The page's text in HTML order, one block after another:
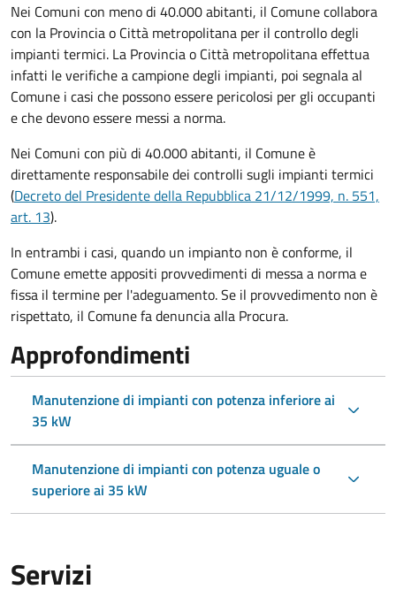
Nei Comuni con meno di 40.000 abitanti, il Comune collabora
con la Provincia o Città metropolitana per il controllo degli
impianti termici. La Provincia o Città metropolitana effettua
infatti le verifiche a campione degli impianti, poi segnala al
Comune i casi che possono essere pericolosi per gli occupanti
e che devono essere messi a norma.
Nei Comuni con più di 40.000 abitanti, il Comune è
direttamente responsabile dei controlli sugli impianti termici
(Decreto del Presidente della Repubblica 21/12/1999, n. 551,
art. 13).
In entrambi i casi, quando un impianto non è conforme, il
Comune emette appositi provvedimenti di messa a norma e
fissa il termine per l'adeguamento. Se il provvedimento non è
rispettato, il Comune fa denuncia alla Procura.
Approfondimenti
Manutenzione di impianti con potenza inferiore ai
35 kW
Manutenzione di impianti con potenza uguale o
superiore ai 35 kW
Servizi